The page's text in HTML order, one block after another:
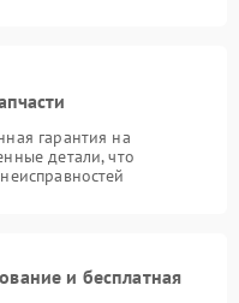
гарантия на
детали, что
и бесплатная